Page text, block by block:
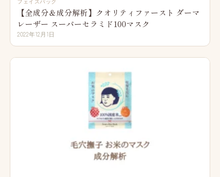
フェイスパック
【全成分＆成分解析】クオリティファースト ダーマ
レーザー スーパーセラミド100マスク
2022年12月1日